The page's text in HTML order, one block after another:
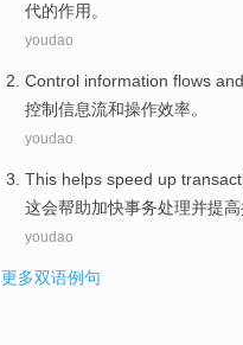
代的作用 。
youdao
Control information flows and
控制信息流和操作效率。
youdao
This helps speed up
这会帮助加快事务处理并提高
youdao
更多双语例句